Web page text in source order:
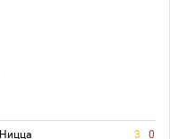
Ницца 3 0